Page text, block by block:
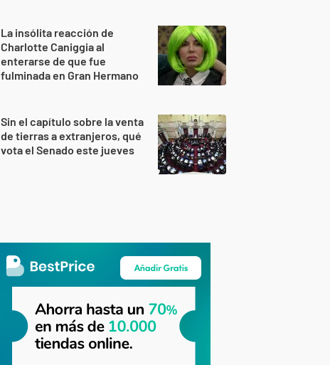
La insólita reacción de
Charlotte Caniggia al
enterarse de que fue
fulminada en Gran Hermano
Sin el capítulo sobre la venta
de tierras a extranjeros, qué
vota el Senado este jueves